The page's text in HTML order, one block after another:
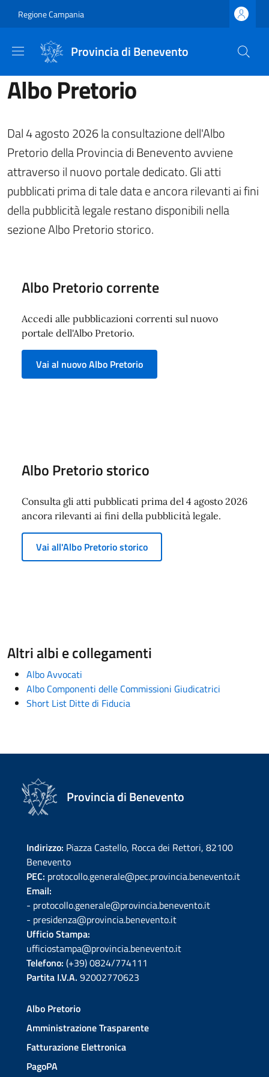
Regione Campania
Provincia di Benevento
Albo Pretorio
Dal 4 agosto 2026 la consultazione dell'Albo
Pretorio della Provincia di Benevento avviene
attraverso il nuovo portale dedicato. Gli atti
pubblicati prima di tale data e ancora rilevanti ai fini
della pubblicità legale restano disponibili nella
sezione Albo Pretorio storico.
Albo Pretorio corrente
Accedi alle pubblicazioni correnti sul nuovo
portale dell'Albo Pretorio.
Vai al nuovo Albo Pretorio
Albo Pretorio storico
Consulta gli atti pubblicati prima del 4 agosto 2026
ancora rilevanti ai fini della pubblicità legale.
Vai all'Albo Pretorio storico
Altri albi e collegamenti
Albo Avvocati
Albo Componenti delle Commissioni Giudicatrici
Short List Ditte di Fiducia
Provincia di Benevento
Indirizzo: Piazza Castello, Rocca dei Rettori, 82100
Benevento
PEC: protocollo.generale@pec.provincia.benevento.it
Email:
- protocollo.generale@provincia.benevento.it
- presidenza@provincia.benevento.it
Ufficio Stampa:
ufficiostampa@provincia.benevento.it
Telefono: (+39) 0824/774111
Partita I.V.A. 92002770623
Albo Pretorio
Amministrazione Trasparente
Fatturazione Elettronica
PagoPA